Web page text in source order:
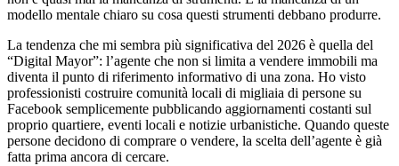
modello mentale chiaro su cosa questi strumenti debbano produrre.
La tendenza che mi sembra più significativa del 2026 è quella del
“Digital Mayor”: l’agente che non si limita a vendere immobili ma
diventa il punto di riferimento informativo di una zona. Ho visto
professionisti costruire comunità locali di migliaia di persone su
Facebook semplicemente pubblicando aggiornamenti costanti sul
proprio quartiere, eventi locali e notizie urbanistiche. Quando queste
persone decidono di comprare o vendere, la scelta dell’agente è già
fatta prima ancora di cercare.